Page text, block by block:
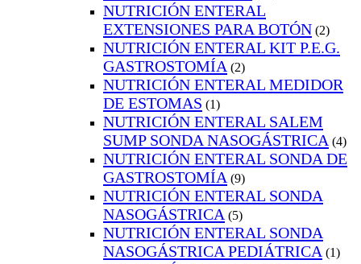
NUTRICIÓN ENTERAL
EXTENSIONES PARA BOTÓN (2)
NUTRICIÓN ENTERAL KIT P.E.G.
GASTROSTOMÍA (2)
NUTRICIÓN ENTERAL MEDIDOR
DE ESTOMAS (1)
NUTRICIÓN ENTERAL SALEM
SUMP SONDA NASOGÁSTRICA (4)
NUTRICIÓN ENTERAL SONDA DE
GASTROSTOMÍA (9)
NUTRICIÓN ENTERAL SONDA
NASOGÁSTRICA (5)
NUTRICIÓN ENTERAL SONDA
NASOGÁSTRICA PEDIÁTRICA (1)